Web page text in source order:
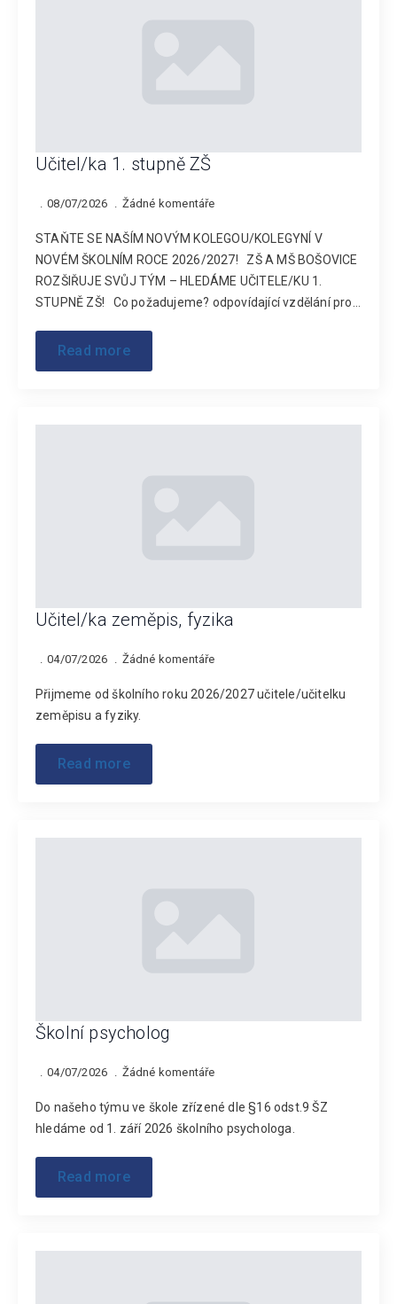
Učitel/ka 1. stupně ZŠ
08/07/2026 Žádné komentáře
STAŇTE SE NAŠÍM NOVÝM KOLEGOU/KOLEGYNÍ V
NOVÉM ŠKOLNÍM ROCE 2026/2027! ZŠ A MŠ BOŠOVICE
ROZŠIŘUJE SVŮJ TÝM – HLEDÁME UČITELE/KU 1.
STUPNĚ ZŠ! Co požadujeme? odpovídající vzdělání pro…
Read more
Učitel/ka zeměpis, fyzika
04/07/2026 Žádné komentáře
Přijmeme od školního roku 2026/2027 učitele/učitelku
zeměpisu a fyziky.
Read more
Školní psycholog
04/07/2026 Žádné komentáře
Do našeho týmu ve škole zřízené dle §16 odst.9 ŠZ
hledáme od 1. září 2026 školního psychologa.
Read more